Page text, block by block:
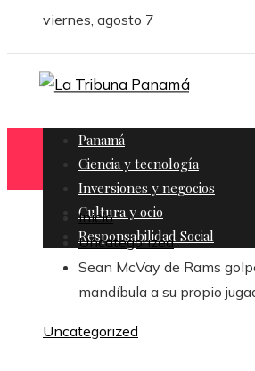
viernes, agosto 7
Panamá
Ciencia y tecnología
Inversiones y negocios
Cultura y ocio
Responsabilidad Social
Inicio
Uncategorized
Sean McVay de Rams
mandíbula a su propio
Uncategorized